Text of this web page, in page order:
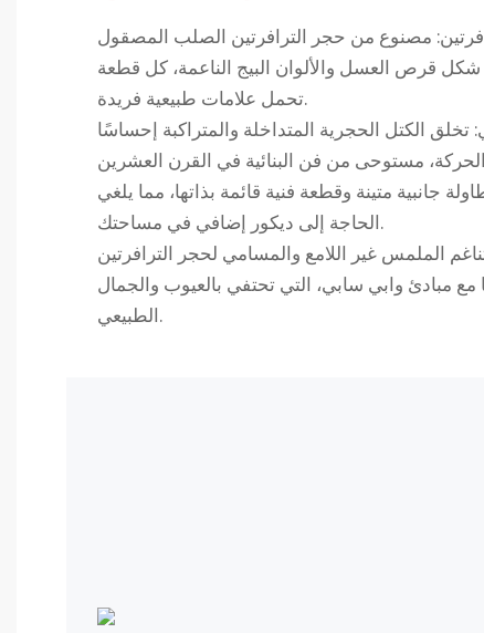
مصنوع من حجر الترافرتين الصلب المصقول
قرص العسل والألوان البيج الناعمة، كل قطعة
تحمل علامات طبيعية فريدة.
الكتل الحجرية المتداخلة والمتراكبة إحساسًا
جانبية متينة وقطعة فنية قائمة بذاتها، مما يلغي
الحاجة إلى ديكور إضافي في مساحتك.
الملمس غير اللامع والمسامي لحجر الترافرتين
مع مبادئ وابي سابي، التي تحتفي بالعيوب والجمال
الطبيعي.